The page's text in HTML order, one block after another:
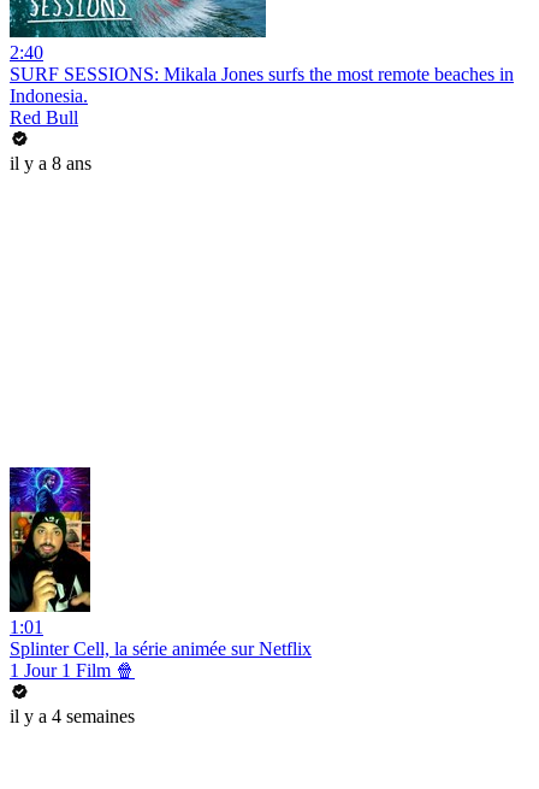
2:40
SURF SESSIONS: Mikala Jones surfs the most remote beaches in
Indonesia.
Red Bull
il y a 8 ans
1:01
Splinter Cell, la série animée sur Netflix
1 Jour 1 Film 🍿
il y a 4 semaines